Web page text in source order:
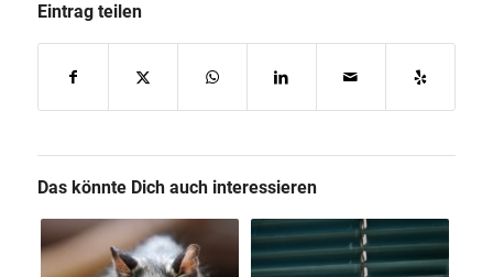
Eintrag teilen
Das könnte Dich auch interessieren